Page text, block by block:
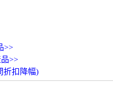
>>
>>
折扣降幅)